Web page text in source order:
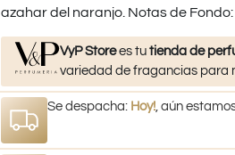
azahar del naranjo. Notas de
VyP Storees tutienda de
variedad de fragancias para
Se despacha: Hoy! , aún